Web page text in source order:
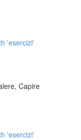
'esercizi'
Capire
'esercizi'